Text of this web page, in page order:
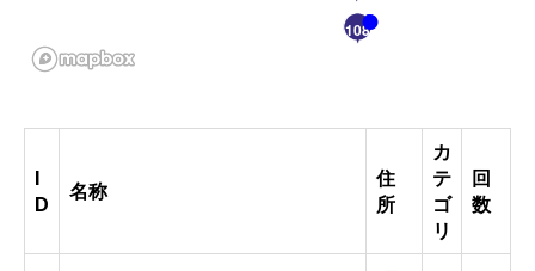
106
108
I
D
名称
住
所
カ
テ
ゴ
リ
回
数